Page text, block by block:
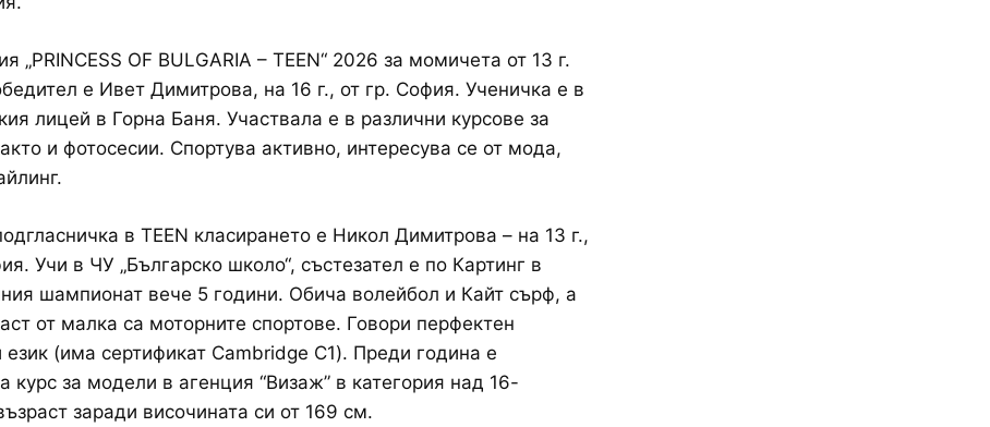
„PRINCESS OF BULGARIA – TEEN“ 2026 за момичета от 13 г.
е Ивет Димитрова, на 16 г., от гр. София. Ученичка е в
лицей в Горна Баня. Участвала е в различни курсове за
и фотосесии. Спортува активно, интересува се от мода,
в TEEN класирането е Никол Димитрова – на 13 г.,
Учи в ЧУ „Българско школо“, състезател е по Картинг в
шампионат вече 5 години. Обича волейбол и Кайт сърф, а
от малка са моторните спортове. Говори перфектен
език (има сертификат Cambridge C1). Преди година е
курс за модели в агенция “Визаж” в категория над 16-
заради височината си от 169 см.